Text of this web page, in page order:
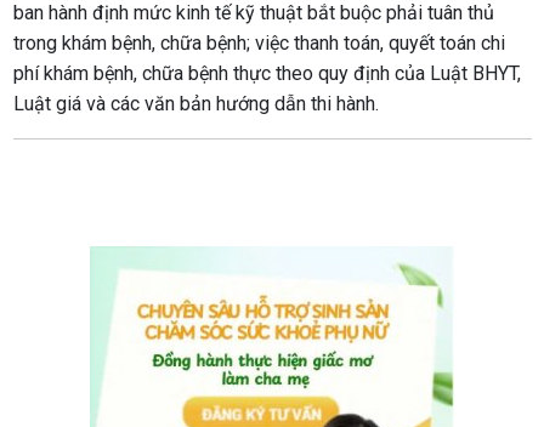
ban hành định mức kinh tế kỹ thuật bắt buộc phải tuân thủ
trong khám bệnh, chữa bệnh; việc thanh toán, quyết toán chi
phí khám bệnh, chữa bệnh thực theo quy định của Luật BHYT,
Luật giá và các văn bản hướng dẫn thi hành.